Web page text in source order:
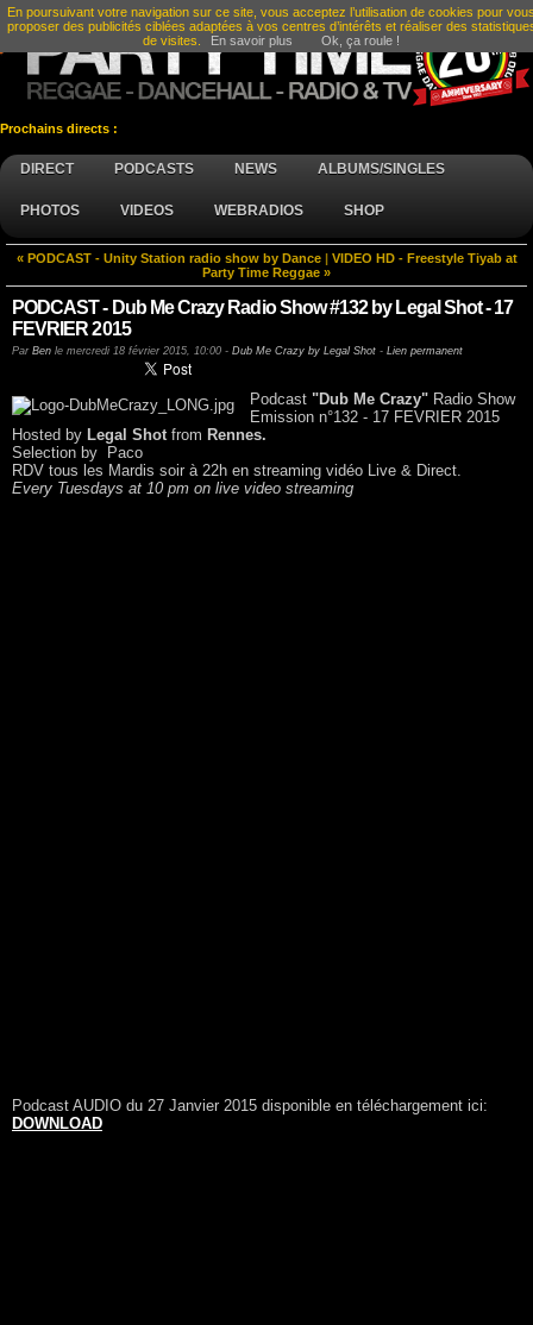
Prochains directs :
DIRECT PODCASTS NEWS ALBUMS/SINGLES
PHOTOS VIDEOS WEBRADIOS SHOP
« PODCAST - Unity Station radio show by Dance
VIDEO HD - Freestyle Tiyab at
Party Time Reggae »
PODCAST - Dub Me Crazy Radio Show #132 by Legal Shot - 17
FEVRIER 2015
Par Ben le mercredi 18 février 2015, 10:00 - Dub Me Crazy by Legal Shot - Lien permanent
Podcast "Dub Me Crazy" Radio Show
Emission n°132 - 17 FEVRIER 2015
Hosted by Legal Shot from Rennes.
Selection by Paco
RDV tous les Mardis soir à 22h en streaming vidéo Live & Direct.
Every Tuesdays at 10 pm on live video streaming
Podcast AUDIO du 27 Janvier 2015 disponible en téléchargement ici:
DOWNLOAD
En poursuivant votre navigation sur ce site, vous acceptez l’utilisation de cookies pour
proposer des publicités ciblées adaptées à vos centres d’intérêts et réaliser des
de visites.
En savoir plus Ok, ça roule !